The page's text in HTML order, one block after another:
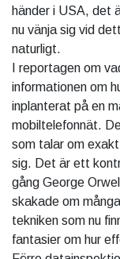
händer i USA, det
nu vänja sig vid
naturligt.
I reportagen om
informationen om
inplanterat på en
mobiltelefonnät.
som talar om
sig. Det är ett
gång George
skakade om
tekniken som nu
fantasier om hur